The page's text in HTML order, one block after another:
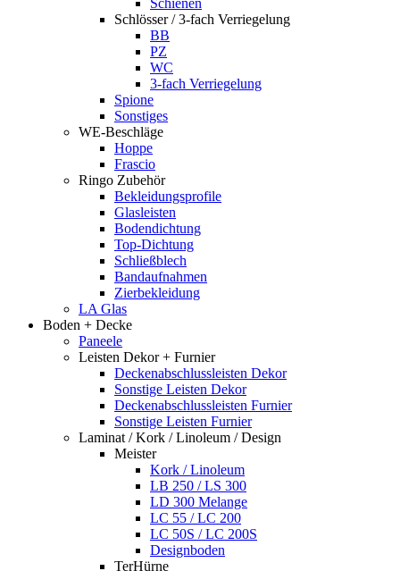
Schienen
Schlösser / 3-fach Verriegelung
BB
PZ
WC
3-fach Verriegelung
Spione
Sonstiges
WE-Beschläge
Hoppe
Frascio
Ringo Zubehör
Bekleidungsprofile
Glasleisten
Bodendichtung
Top-Dichtung
Schließblech
Bandaufnahmen
Zierbekleidung
LA Glas
Boden + Decke
Paneele
Leisten Dekor + Furnier
Deckenabschlussleisten Dekor
Sonstige Leisten Dekor
Deckenabschlussleisten Furnier
Sonstige Leisten Furnier
Laminat / Kork / Linoleum / Design
Meister
Kork / Linoleum
LB 250 / LS 300
LD 300 Melange
LC 55 / LC 200
LC 50S / LC 200S
Designboden
TerHürne